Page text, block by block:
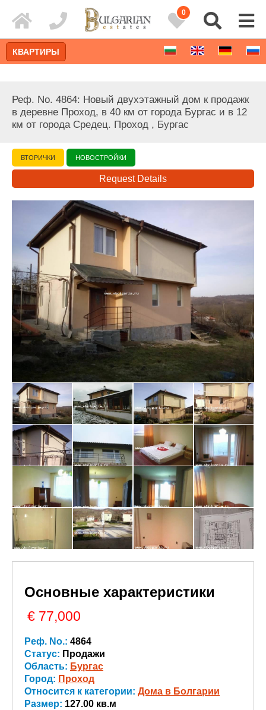
0
Расширенный поиск
КВАРТИРЫ
Реф. No. 4864: Новый двухэтажный дом к продажк
в деревне Проход, в 40 км от города Бургас и в 12
км от города Средец. Проход , Бургас
ВТОРИЧКИ НОВОСТРОЙКИ
Request Details
Основные характеристики
€ 77,000
Реф. No.: 4864
Статус: Продажи
Область: Бургас
Город: Проход
Относится к категории: Дома в Болгарии
Размер: 127.00 кв.м